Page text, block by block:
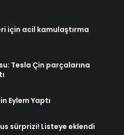
için acil kamulaştırma
Tesla Çin parçalarına
Eylem Yaptı
sürprizi! Listeye eklendi